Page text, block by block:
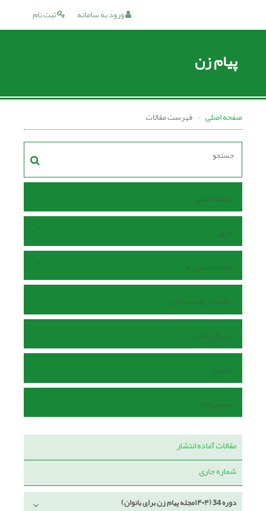
ثبت نام ورود به سامانه
پیام زن
صفحه اصلی فهرست مقالات
صفحه اصلی
مرور
اطلاعات نشریه
راهنمای نویسندگان
ارسال مقاله
داوران
تماس با ما
مقالات آماده انتشار
شماره جاری
دوره 34 (۱۴۰۴مجله پیام زن برای بانوان)